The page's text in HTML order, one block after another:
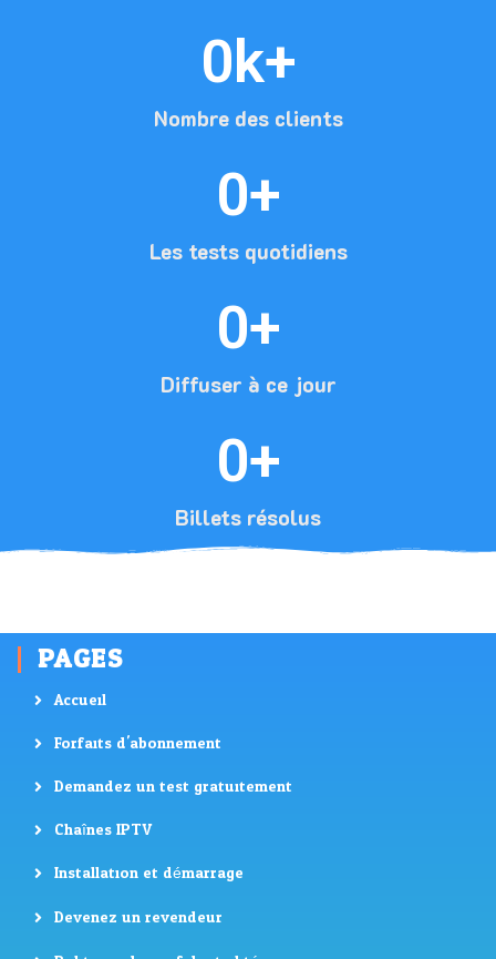
Nombre des clients
0k+
Les tests quotidiens
0+
Diffuser à ce jour
0+
Billets résolus
0+
PAGES
Accueil
Forfaits d'abonnement
Demandez un test gratuitement
Chaînes IPTV
Installation et démarrage
Devenez un revendeur